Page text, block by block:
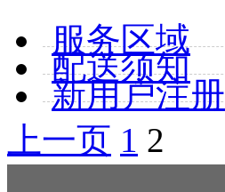
服务区域
配送须知
新用户注册
上一页 1 2